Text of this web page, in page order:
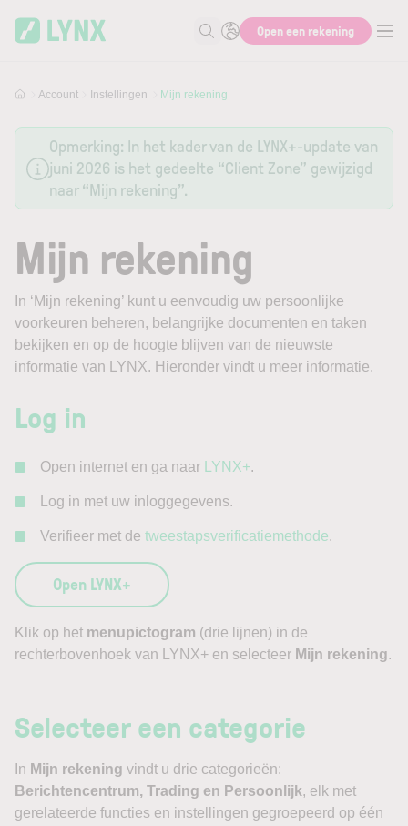
Zoek naar informatie
Open een rekening
Account Instellingen Mijn rekening
Opmerking: In het kader van de LYNX+-update van
juni 2026 is het gedeelte “Client Zone” gewijzigd
naar “Mijn rekening”.
Mijn rekening
In ‘Mijn rekening’ kunt u eenvoudig uw persoonlijke
voorkeuren beheren, belangrijke documenten en taken
bekijken en op de hoogte blijven van de nieuwste
informatie van LYNX. Hieronder vindt u meer informatie.
Log in
Open internet en ga naar LYNX+.
Log in met uw inloggegevens.
Verifieer met de tweestapsverificatiemethode.
Open LYNX+
Klik op het menupictogram (drie lijnen) in de
rechterbovenhoek van LYNX+ en selecteer Mijn rekening.
Selecteer een categorie
In Mijn rekening vindt u drie categorieën:
Berichtencentrum, Trading en Persoonlijk, elk met
gerelateerde functies en instellingen gegroepeerd op één